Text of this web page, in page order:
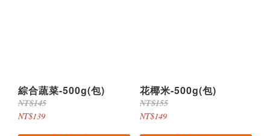
綜合蔬菜-500g(包)
NT$145
NT$139
花椰米-500g(包)
NT$155
NT$149